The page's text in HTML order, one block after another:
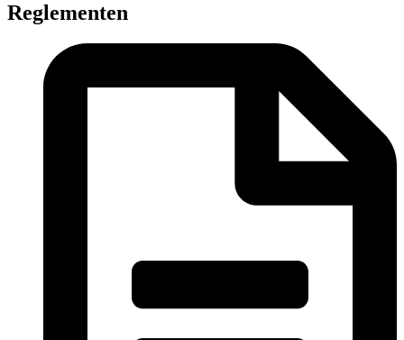
Reglementen